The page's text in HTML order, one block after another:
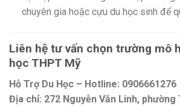
chuyên gia hoặc cựu du học sinh để
Liên hệ tư vấn chọn trường mô
học THPT Mỹ
Hỗ Trợ Du Học – Hotline: 0906661276
Địa chỉ: 272 Nguyễn Văn Linh, phường